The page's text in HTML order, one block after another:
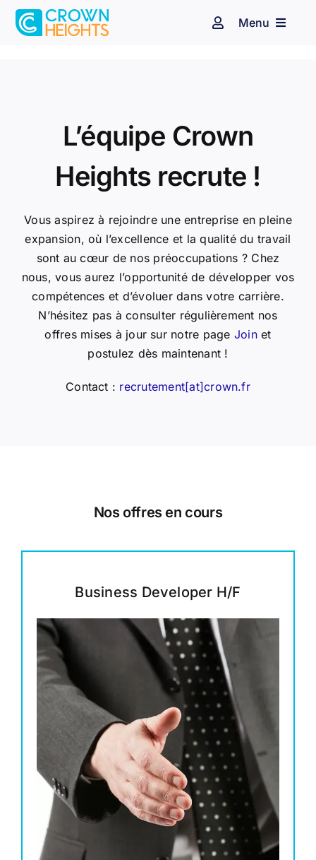
Passer
Navigation
Menu
Secteurs d’activité
Blog
Contact
L’équipe Crown
Heights recrute !
Vous aspirez à rejoindre une entreprise en pleine
expansion, où l’excellence et la qualité du travail
sont au cœur de nos préoccupations ? Chez
nous, vous aurez l’opportunité de développer vos
compétences et d’évoluer dans votre carrière.
N’hésitez pas à consulter régulièrement nos
offres mises à jour sur notre page Joinet
postulez dès maintenant !
Contact : recrutement[at]crown.fr
Nos offres en cours
Business Developer H/F